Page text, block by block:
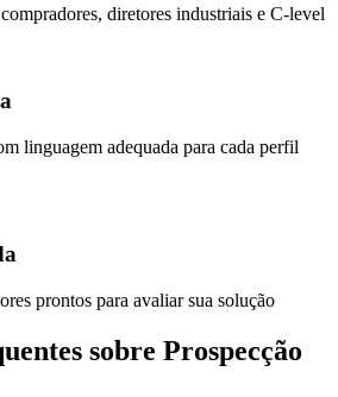
diretores industriais e C-level
linguagem adequada para cada perfil
prontos para avaliar sua solução
sobre Prospecção